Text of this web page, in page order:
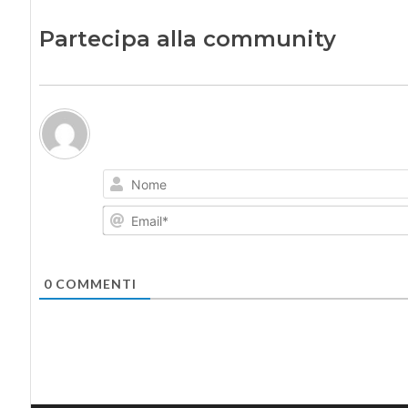
Partecipa alla community
0COMMENTI